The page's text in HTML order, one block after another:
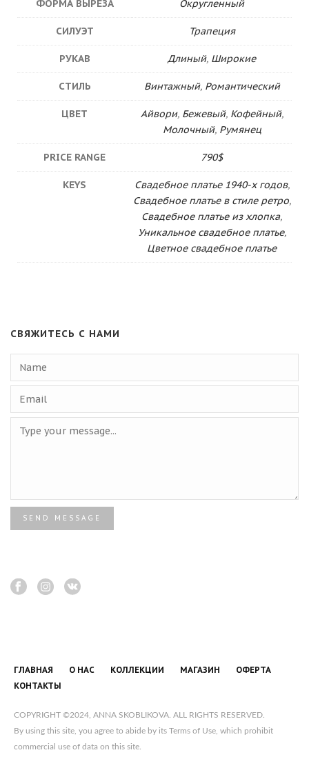
ФОРМА ВЫРЕЗА Округленный
СИЛУЭТ Трапеция
РУКАВ Длиный, Широкие
СТИЛЬ Винтажный, Романтический
ЦВЕТ Айвори, Бежевый, Кофейный,
Молочный, Румянец
PRICE RANGE 790$
KEYS Свадебное платье 1940-х годов,
Свадебное платье в стиле ретро,
Свадебное платье из хлопка,
Уникальное свадебное платье,
Цветное свадебное платье
СВЯЖИТЕСЬ С НАМИ
SEND MESSAGE
ГЛАВНАЯ О НАС КОЛЛЕКЦИИ МАГАЗИН
ОФЕРТА
КОНТАКТЫ
COPYRIGHT ©2024, ANNA SKOBLIKOVA. ALL RIGHTS RESERVED.
By using this site, you agree to abide by its Terms of Use, which prohibit
commercial use of data on this site.